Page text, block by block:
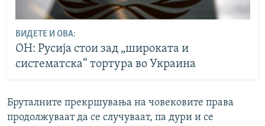
ВИДЕТЕ И ОВА:
ОН: Русија стои зад „широката и
систематска“ тортура во Украина
Бруталните прекршувања на човековите права
продолжуваат да се случуваат, па дури и се